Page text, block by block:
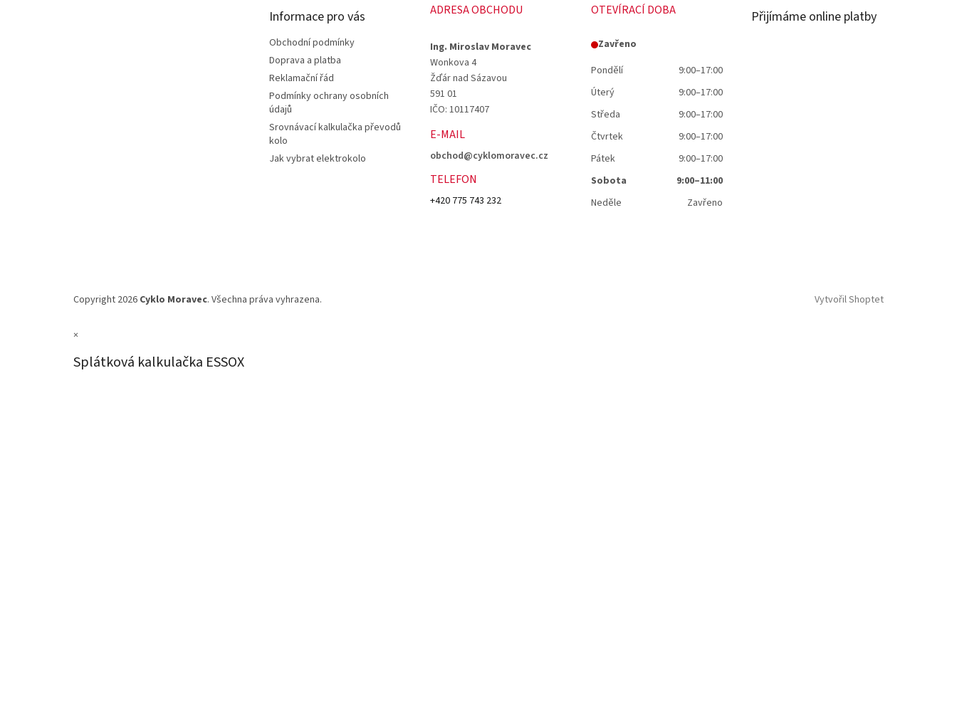
Informace pro vás
Obchodní podmínky
Doprava a platba
Reklamační řád
Podmínky ochrany osobních
údajů
Srovnávací kalkulačka převodů
kolo
Jak vybrat elektrokolo
ADRESA OBCHODU
Ing. Miroslav Moravec
Wonkova 4
Žďár nad Sázavou
591 01
IČO: 10117407
E-MAIL
obchod@cyklomoravec.cz
TELEFON
+420 775 743 232
OTEVÍRACÍ DOBA
Zavřeno
Pondělí
9:00–17:00
Úterý
9:00–17:00
Středa
9:00–17:00
Čtvrtek
9:00–17:00
Pátek
9:00–17:00
Sobota
9:00–11:00
Neděle
Zavřeno
Přijímáme online platby
Vytvořil Shoptet
Copyright 2026 Cyklo Moravec. Všechna práva vyhrazena.
×
Splátková kalkulačka ESSOX